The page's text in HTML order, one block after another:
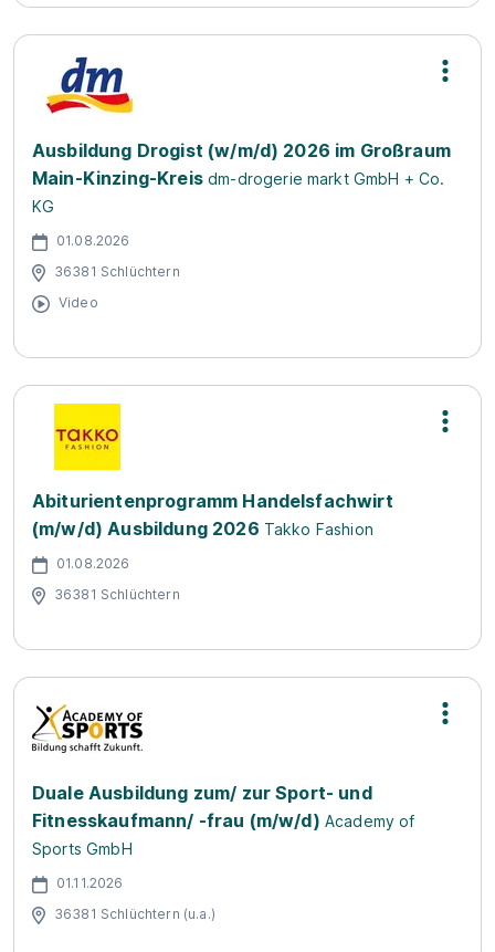
Ausbildung Drogist (w/m/d) 2026 im Großraum
Main-Kinzing-Kreis dm-drogerie markt GmbH + Co.
KG
01.08.2026
36381 Schlüchtern
Video
Abiturientenprogramm Handelsfachwirt
(m/w/d) Ausbildung 2026 Takko Fashion
01.08.2026
36381 Schlüchtern
Duale Ausbildung zum/ zur Sport- und
Fitnesskaufmann/ -frau (m/w/d) Academy of
Sports GmbH
01.11.2026
36381 Schlüchtern (u.a.)